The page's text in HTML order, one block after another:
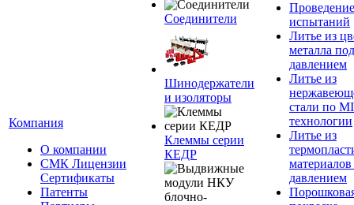
Компания
О компании
СМК Лицензии
Сертификаты
Патенты
Соединители
Шинодержатели
и изоляторы
Клеммы серии
КЕДР
Проведение
испытаний
Литье из
металла под
давлением
Литье из
стали по
технологии
Литье из
давлением